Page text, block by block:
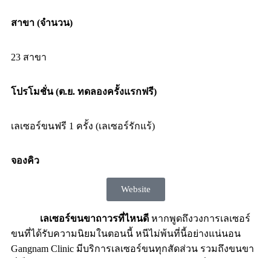
สาขา (จำนวน)
23 สาขา
โปรโมชั่น (ต.ย. ทดลองครั้งแรกฟรี)
เลเซอร์ขนฟรี 1 ครั้ง (เลเซอร์รักแร้)
จองคิว
Website
เลเซอร์ขนขาถาวรที่ไหนดี หากพูดถึงวงการเลเซอร์
ขนที่ได้รับความนิยมในตอนนี้ หนีไม่พ้นที่นี้อย่างแน่นอน
Gangnam Clinic มีบริการเลเซอร์ขนทุกสัดส่วน รวมถึงขนขา